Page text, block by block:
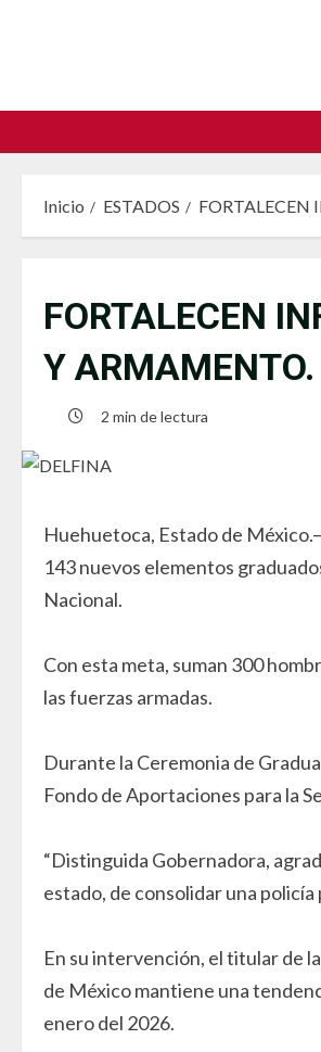
Inicio ESTADOS FORTALECEN
FORTALECEN
Y ARMAMENTO.
2 min de lectura
Huehuetoca, Estado de
143 nuevos elementos
Nacional.
Con esta meta, suman 300
las fuerzas armadas.
Durante la Ceremonia de
Fondo de Aportaciones para la
“Distinguida Gobernadora,
estado, de consolidar una
En su intervención, el titular de
de México mantiene una
enero del 2026.